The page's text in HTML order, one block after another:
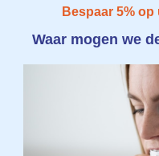
Bespaar 5%
Waar mogen we